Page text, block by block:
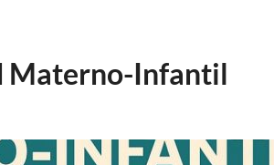
Materno-Infantil